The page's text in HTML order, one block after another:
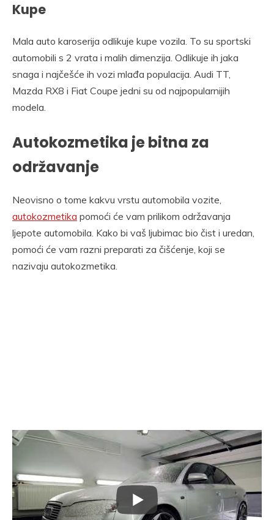
Kupe
Mala auto karoserija odlikuje kupe vozila. To su sportski
automobili s 2 vrata i malih dimenzija. Odlikuje ih jaka
snaga i najčešće ih vozi mlađa populacija. Audi TT,
Mazda RX8 i Fiat Coupe jedni su od najpopularnijih
modela.
Autokozmetika je bitna za
održavanje
Neovisno o tome kakvu vrstu automobila vozite,
autokozmetika pomoći će vam prilikom održavanja
ljepote automobila. Kako bi vaš ljubimac bio čist i uredan,
pomoći će vam razni preparati za čišćenje, koji se
nazivaju autokozmetika.